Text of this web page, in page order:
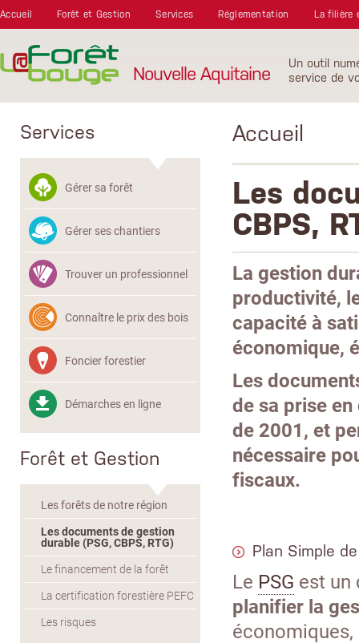
Accueil
Forêt et Gestion Services Réglementation La filière
Nouvelle Aquitaine
Un outil
service de
Services
Gérer sa forêt
Gérer ses chantiers
Trouver un professionnel
Connaître le prix des bois
Foncier forestier
Démarches en ligne
Forêt et Gestion
Les forêts de notre région
Les documents de gestion
durable (PSG, CBPS, RTG)
Le financement de la forêt
La certification forestière PEFC
Les risques
Accueil
Les
CBPS,
La gestion
productivité,
capacité à
économique,
Les
de sa prise
de 2001, et
nécessaire
fiscaux.
Plan Simple
Le PSG est un
planifier la